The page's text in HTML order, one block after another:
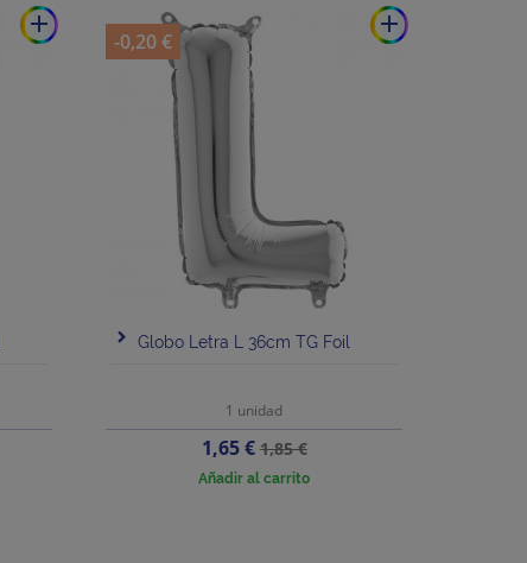
add add
Globo Letra L 36cm TG Foil
1 unidad
Precio
1,65 €Precio
base
1,85 €
Añadir al carrito
-0,20 €